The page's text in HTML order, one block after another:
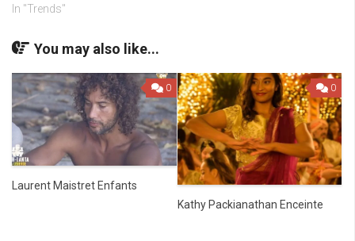
In "Trends"
You may also like...
0
Laurent Maistret Enfants
0
Kathy Packianathan Enceinte